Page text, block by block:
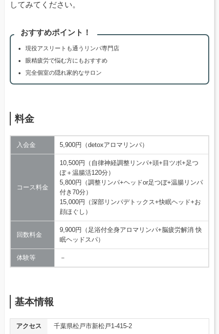
してみてください。
おすすめポイント！
現役アスリートも通うリンパ専門店
眼精疲労で悩む方にもおすすめ
完全個室の隠れ家的なサロン
料金
入会金 5,900円（detoxアロマリンパ）
コース料金
10,500円（自律神経調整リンパ+頭+目ツボ+足つ
ぼ＋温腸活120分）
5,800円（調整リンパ+ヘッドor足つぼ+温腸リンパ
付き70分）
15,000円（深部リンパデトックス+快眠ヘッド+お
顔ほぐし）
回数料金
9,900円（足浴付全身アロマリンパ+脳疲労解消 快
眠ヘッドスパ）
体験等 －
基本情報
アクセス
千葉県松戸市新松戸1-415-2